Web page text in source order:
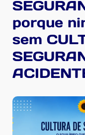
porque
sem